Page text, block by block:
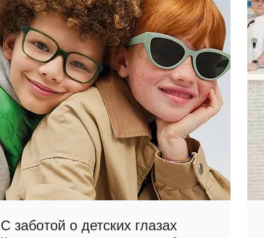
С заботой о детских глазах